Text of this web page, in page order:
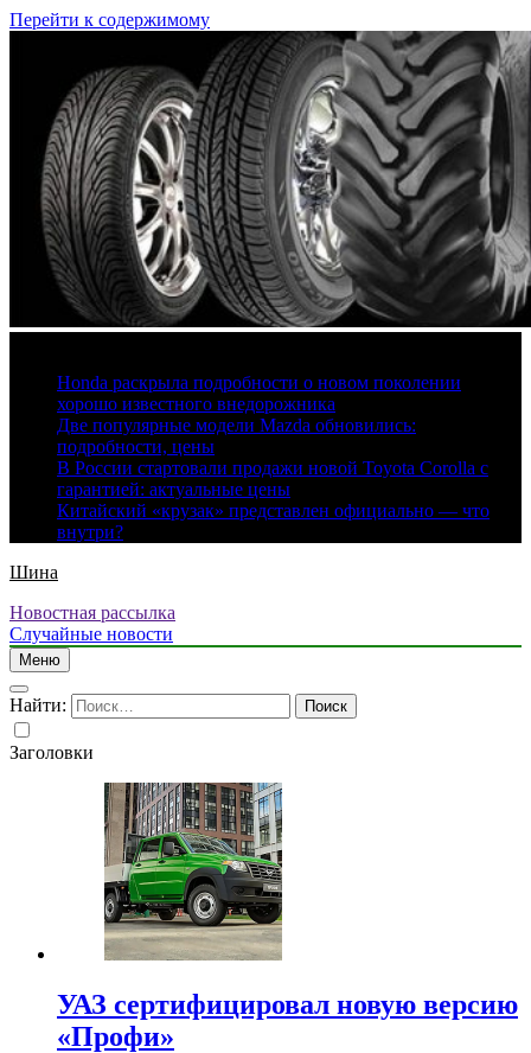
Перейти к содержимому
Honda раскрыла подробности о новом поколении
хорошо известного внедорожника
Две популярные модели Mazda обновились:
подробности, цены
В России стартовали продажи новой Toyota Corolla с
гарантией: актуальные цены
Китайский «крузак» представлен официально — что
внутри?
Шина
Новостная рассылка
Случайные новости
Меню
Найти:
Заголовки
УАЗ сертифицировал новую версию
«Профи»